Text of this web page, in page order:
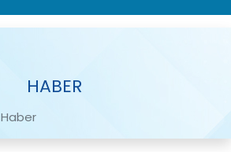
HABER
Haber